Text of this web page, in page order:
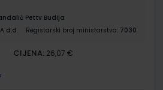
Pettv Budija
d.d. Registarski broj ministarstva: 7030
CIJENA: 26,07 €